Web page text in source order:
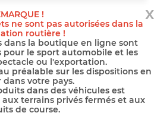
x
!
ne sont pas autorisées dans la
routière !
dans la boutique en ligne sont
pour le sport automobile et les
ou l'exportation.
préalable sur les dispositions en
votre pays.
dans des véhicules est
terrains privés fermés et aux
de course.